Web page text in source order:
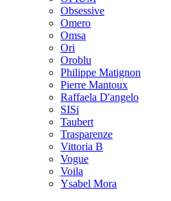
Obsessive
Omero
Omsa
Ori
Oroblu
Philippe Matignon
Pierre Mantoux
Raffaela D'angelo
SISi
Taubert
Trasparenze
Vittoria B
Vogue
Voila
Ysabel Mora